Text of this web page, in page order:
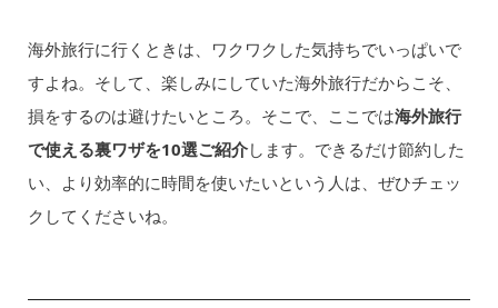
海外旅行に行くときは、ワクワクした気持ちでいっぱいで
すよね。そして、楽しみにしていた海外旅行だからこそ、
損をするのは避けたいところ。そこで、ここでは海外旅行
で使える裏ワザを10選ご紹介します。できるだけ節約した
い、より効率的に時間を使いたいという人は、ぜひチェッ
クしてくださいね。